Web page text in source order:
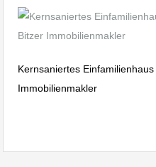
Kernsaniertes
Immobilienmakler